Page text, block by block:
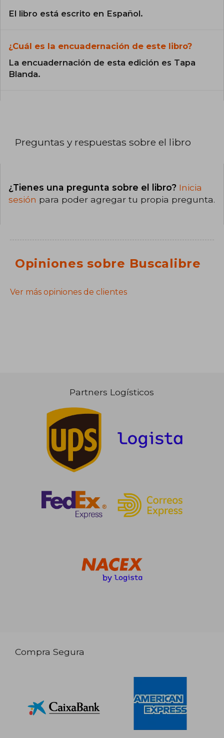
El libro está escrito en Español.
¿Cuál es la encuadernación de este libro?
La encuadernación de esta edición es Tapa
Blanda.
Preguntas y respuestas sobre el libro
¿Tienes una pregunta sobre el libro? Inicia
sesión para poder agregar tu propia pregunta.
Opiniones sobre Buscalibre
Ver más opiniones de clientes
Partners Logísticos
Compra Segura